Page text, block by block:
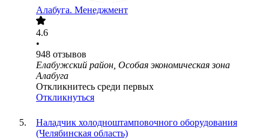
Алабуга. Менеджмент
4.6
•
948 отзывов
Елабужский район, Особая экономическая зона
Алабуга
Откликнитесь среди первых
Откликнуться
Наладчик холодноштамповочного оборудования
(Челябинская область)